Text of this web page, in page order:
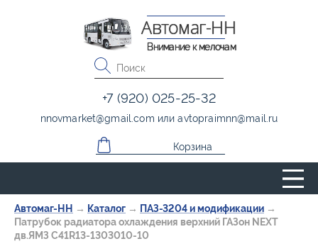
Автомаг-НН → Каталог → ПАЗ-3204 и модификации →
Патрубок радиатора охлаждения верхний ГАЗон NEXT
дв.ЯМЗ C41R13-1303010-10
Автомаг-НН
Внимание к мелочам
+7 (920) 025-25-32
nnovmarket@gmail.com илиavtopraimnn@mail.ru
Корзина